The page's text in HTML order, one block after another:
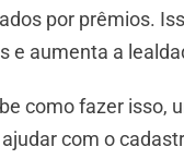
por prêmios.
e aumenta a
como fazer isso,
com o